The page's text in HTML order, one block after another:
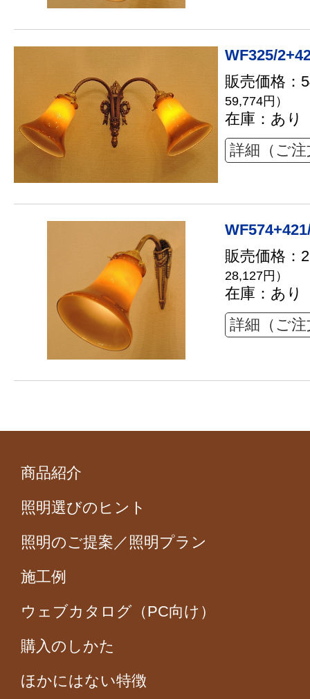
WF325/
販売価格：
59,774円）
在庫：あり
詳細（ご
販売価格：
28,127円）
在庫：あり
詳細（ご
商品紹介
照明選びのヒント
照明のご提案／照明プラン
施工例
ウェブカタログ（PC向け）
購入のしかた
ほかにはない特徴